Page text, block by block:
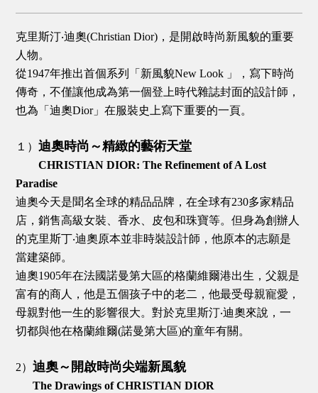
克里斯汀‧迪奧(Christian Dior)，是開啟時尚新風貌的重要
人物。
從1947年推出首個系列「新風貌New Look 」，寫下時尚
傳奇，不僅讓他成為第一個登上時代雜誌封面的設計師，
也為「迪奧Dior」在服裝史上寫下重要的一頁。
１）迪奧時尚～精緻的藝術天堂
CHRISTIAN DIOR: The Refinement of A Lost
Paradise
迪奧今天是聞名全球的精品品牌，在全球有230多家精品
店，銷售高級女裝、香水、皮包和珠寶等。但身為創辦人
的克里斯丁‧迪奧原本並非時裝設計師，他原本的志願是
當建築師。
迪奧1905年在法國諾曼第大區的格蘭維爾港出生，父親是
富有的商人，他是五個孩子中的老二，他最受母親寵愛，
母親對他一生的影響很大。對於克里斯汀‧迪奧來說，一
切都與他在格蘭維爾(諾曼第大區)的童年有關。
2）迪奧～開啟時尚尖端新風貌
The Drawings of CHRISTIAN DIOR